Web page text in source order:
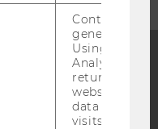
Blog
Contains a
generated
Using this
Analytics can
returning
website and
data from
visits.